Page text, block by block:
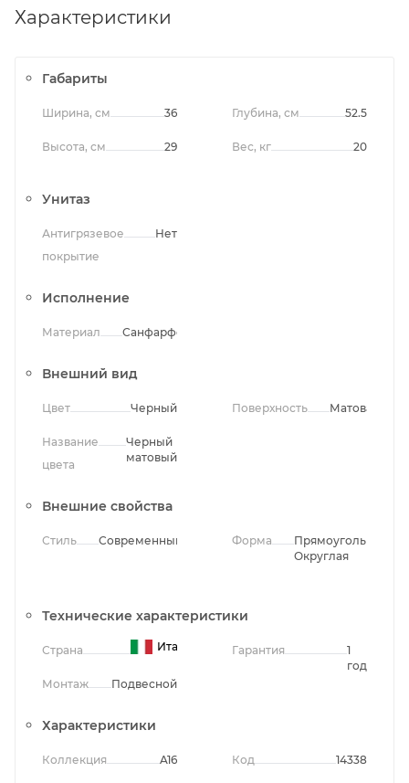
Характеристики
Габариты
Ширина, см 36
Высота, см 29
Глубина, см 52.5
Вес, кг 20
Унитаз
Антигрязевое
покрытие
Нет
Исполнение
Материал Санфарфор
Внешний вид
Цвет Черный
Название
цвета
Черный
матовый
Поверхность Матовая
Внешние свойства
Стиль Современный Форма
Прямоугольная,
Округлая
Технические характеристики
Страна Италия
Монтаж Подвесной
Гарантия
1
год
Характеристики
Коллекция A16 Код 14338